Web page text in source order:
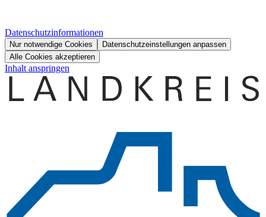
Datenschutzinformationen
Nur notwendige Cookies
Datenschutzeinstellungen anpassen
Alle Cookies akzeptieren
Inhalt anspringen